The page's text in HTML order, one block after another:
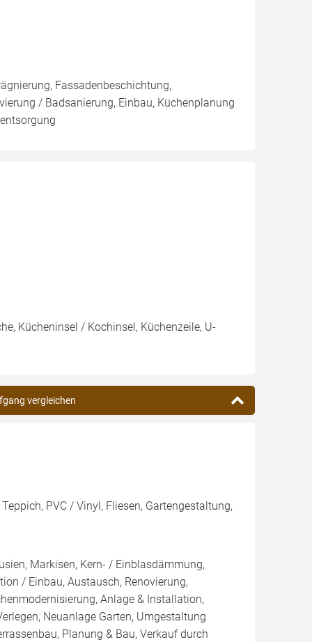
Fassadenbeschichtung,
/ Badsanierung, Einbau, Küchenplanung
Kücheninsel / Kochinsel, Küchenzeile, U-
vergleichen
PVC / Vinyl, Fliesen, Gartengestaltung,
Markisen, Kern- / Einblasdämmung,
/ Einbau, Austausch, Renovierung,
Anlage & Installation,
Neuanlage Garten, Umgestaltung
Planung & Bau, Verkauf durch